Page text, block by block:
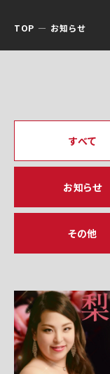
TOP お知らせ
すべて
お知らせ
その他